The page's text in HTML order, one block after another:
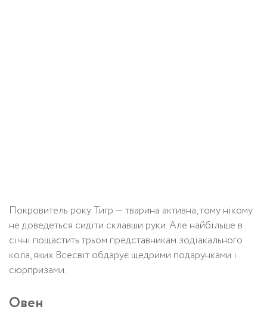
Покровитель року Тигр — тварина активна, тому нікому
не доведеться сидіти склавши руки. Але найбільше в
січні пощастить трьом представникам зодіакального
кола, яких Всесвіт обдарує щедрими подарунками і
сюрпризами.
Овен